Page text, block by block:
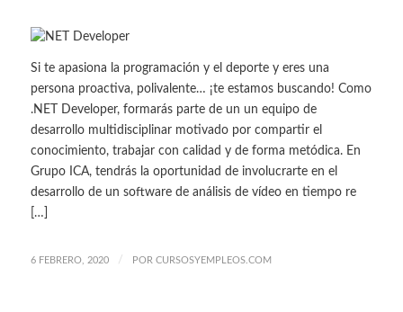
Si te apasiona la programación y el deporte y eres una
persona proactiva, polivalente… ¡te estamos buscando! Como
.NET Developer, formarás parte de un un equipo de
desarrollo multidisciplinar motivado por compartir el
conocimiento, trabajar con calidad y de forma metódica. En
Grupo ICA, tendrás la oportunidad de involucrarte en el
desarrollo de un software de análisis de vídeo en tiempo re
[…]
6 FEBRERO, 2020 / POR CURSOSYEMPLEOS.COM